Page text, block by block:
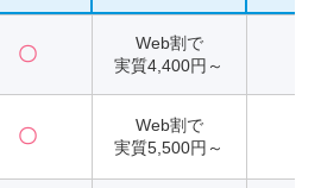
〇
Web割で
実質4,400円～
〇
Web割で
実質5,500円～